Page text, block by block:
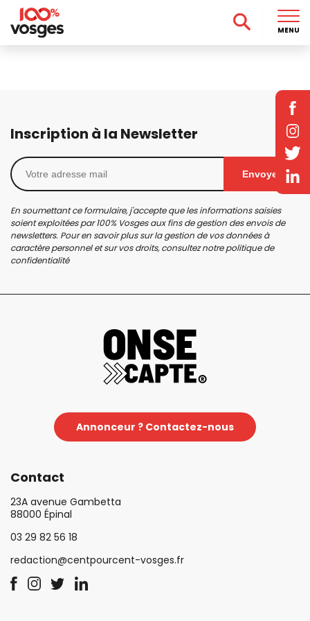
Inscription à la Newsletter
Envoyer
En soumettant ce formulaire, j'accepte que les informations saisies
soient exploitées par 100% Vosges aux fins de gestion des envois de
newsletters. Pour en savoir plus sur la gestion de vos données à
caractère personnel et sur vos droits, consultez notrepolitique de
confidentialité
Annonceur ? Contactez-nous
Contact
23A avenue Gambetta
88000 Épinal
03 29 82 56 18
redaction@centpourcent-vosges.fr
MENU